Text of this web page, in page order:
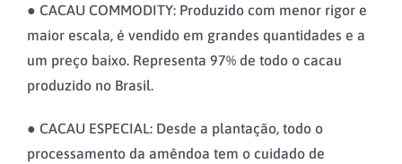
● CACAU COMMODITY: Produzido com menor rigor e
maior escala, é vendido em grandes quantidades e a
um preço baixo. Representa 97% de todo o cacau
produzido no Brasil.
● CACAU ESPECIAL: Desde a plantação, todo o
processamento da amêndoa tem o cuidado de